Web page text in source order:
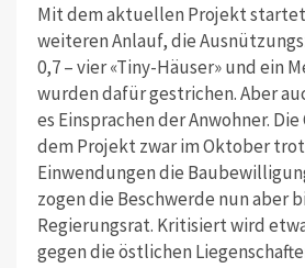
Mit dem aktuellen Projekt
weiteren Anlauf, die
0,7 – vier «Tiny-Häuser» und ein
wurden dafür gestrichen. Aber
es Einsprachen der Anwohner.
dem Projekt zwar im Oktober
Einwendungen die
zogen die Beschwerde nun aber
Regierungsrat. Kritisiert wird
gegen die östlichen